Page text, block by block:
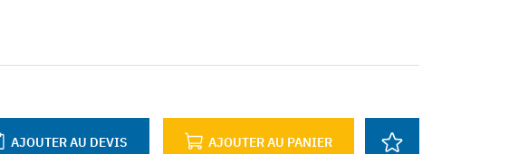
AJOUTER AU PANIER
AJOUTER AU DEVIS